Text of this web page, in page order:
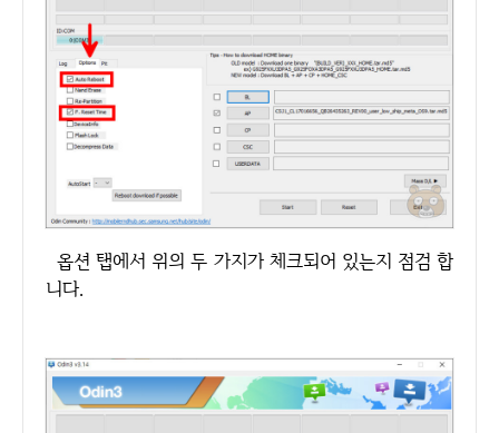
옵션 탭에서 위의 두 가지가 체크되어 있는지 점검 합
니다.